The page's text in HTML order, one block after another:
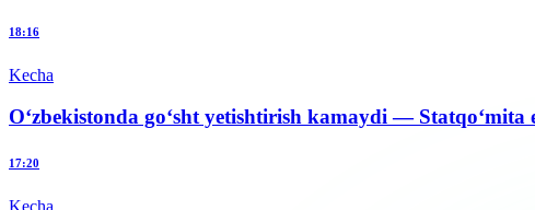
18:16
Kecha
O‘zbekistonda go‘sht yetishtirish kamaydi — Statqo‘mita
17:20